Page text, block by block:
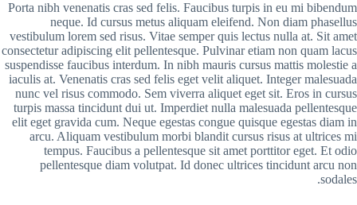
Porta nibh venenatis cras sed felis. Faucibus turpis in eu mi bibendum
neque. Id cursus metus aliquam eleifend. Non diam phasellus
vestibulum lorem sed risus. Vitae semper quis lectus nulla at. Sit amet
consectetur adipiscing elit pellentesque. Pulvinar etiam non quam lacus
suspendisse faucibus interdum. In nibh mauris cursus mattis molestie a
iaculis at. Venenatis cras sed felis eget velit aliquet. Integer malesuada
nunc vel risus commodo. Sem viverra aliquet eget sit. Eros in cursus
turpis massa tincidunt dui ut. Imperdiet nulla malesuada pellentesque
elit eget gravida cum. Neque egestas congue quisque egestas diam in
arcu. Aliquam vestibulum morbi blandit cursus risus at ultrices mi
tempus. Faucibus a pellentesque sit amet porttitor eget. Et odio
pellentesque diam volutpat. Id donec ultrices tincidunt arcu non
sodales.